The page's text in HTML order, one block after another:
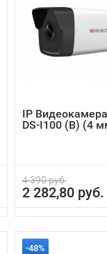
IP
DS-I100 (B) (4
4 390 руб.
2 282,80 руб.
-48%